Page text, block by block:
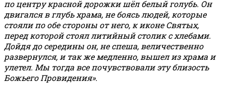
по центру красной дорожки шёл белый голубь. Он
двигался в глубь храма, не боясь людей, которые
стояли по обе стороны от него, к иконе Святых,
перед которой стоял литийный столик с хлебами.
Дойдя до середины он, не спеша, величественно
развернулся, и так же медленно, вышел из храма и
улетел. Мы тогда все почувствовали эту близость
Божьего Провидения».